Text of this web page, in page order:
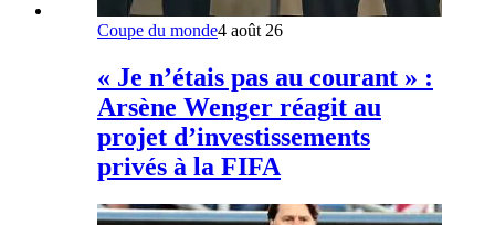
Coupe du monde4 août 26
« Je n’étais pas au courant » :
Arsène Wenger réagit au
projet d’investissements
privés à la FIFA